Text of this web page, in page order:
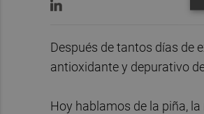
Después de tantos días de
antioxidante y depurativo
Hoy hablamos de la piña,